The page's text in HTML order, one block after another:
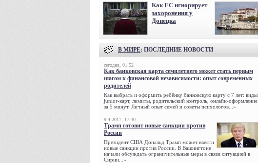
Как ЕС игнорирует
захоронения у
Донецка
В МИРЕ: ПОСЛЕДНИЕ НОВОСТИ
сегодня, 01:52
Как банковская карта семилетнего может стать первым
шагом к финансовой независимости: опыт современных
родителей
Как выбрать и оформить ребёнку банковскую карту с 7 лет: виды
junior-карт, лимиты, родительский контроль, онлайн-оформление
за 5 минут. Личный опыт семей и советы психологов...»
9-4-2017, 17:30
Трамп готовит новые санкции против
России
Президент США Дональд Трамп может ввести
новые санкции против России. В Вашингтоне
начали обсуждать ограничительные меры в связи ситуацией в
Сирии...»